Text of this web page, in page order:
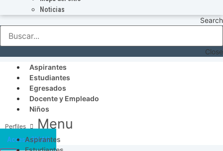
Noticias
Search
Close
Aspirantes
Estudiantes
Egresados
Docente y Empleado
Niños
Menu
Aspirantes
Acceso SICAU